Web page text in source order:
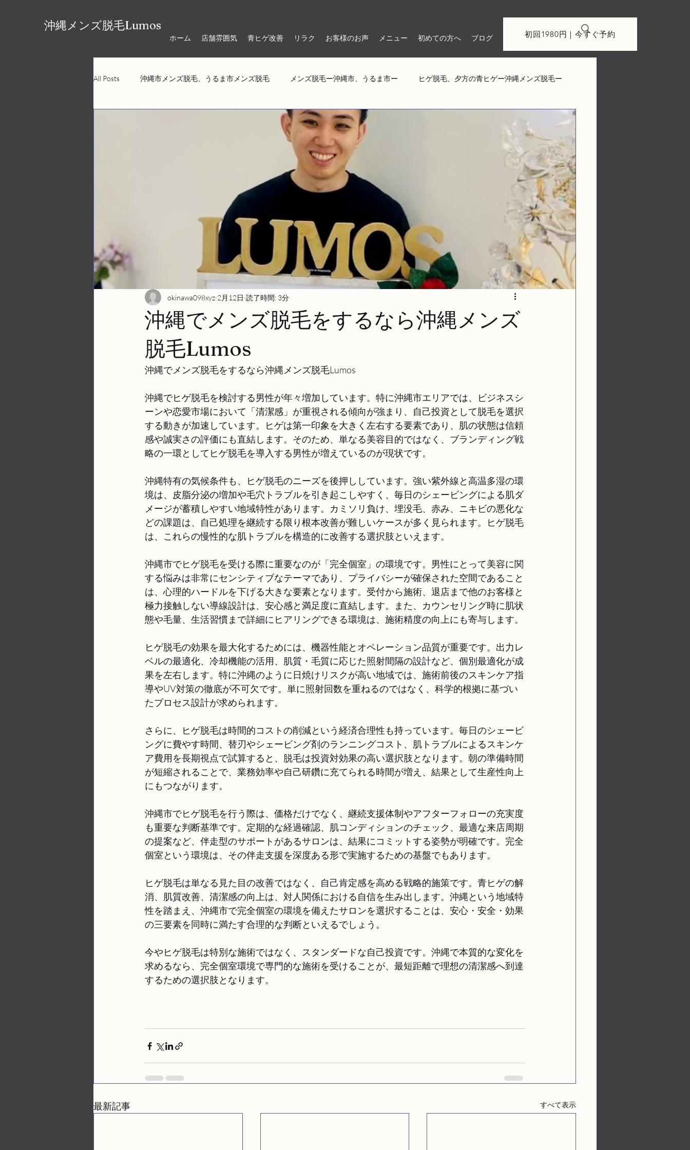
沖縄メンズ脱毛Lumos
ホーム 店舗雰囲気 青ヒゲ改善 リラク お客様のお声 メニュー 初めての方へ ブログ 初回1980円｜今すぐ予約
All Posts 沖縄市メンズ脱毛、うるま市メンズ脱毛 メンズ脱毛ー沖縄市、うるま市ー ヒゲ脱毛、夕方の青ヒゲー沖縄メンズ脱毛ー
ヒゲ脱毛、夕方の青ヒゲ、メンズ脱毛、
沖縄でメンズ脱毛をするなら沖縄メンズ
脱毛Lumos
okinawa098xyz 2月12日 読了時間: 3分
沖縄でメンズ脱毛をするなら沖縄メンズ脱毛Lumos
沖縄でヒゲ脱毛を検討する男性が年々増加しています。特に沖縄市エリアでは、ビジネスシ
ーンや恋愛市場において「清潔感」が重視される傾向が強まり、自己投資として脱毛を選択
する動きが加速しています。ヒゲは第一印象を大きく左右する要素であり、肌の状態は信頼
感や誠実さの評価にも直結します。そのため、単なる美容目的ではなく、ブランディング戦
略の一環としてヒゲ脱毛を導入する男性が増えているのが現状です。
沖縄特有の気候条件も、ヒゲ脱毛のニーズを後押ししています。強い紫外線と高温多湿の環
境は、皮脂分泌の増加や毛穴トラブルを引き起こしやすく、毎日のシェービングによる肌ダ
メージが蓄積しやすい地域特性があります。カミソリ負け、埋没毛、赤み、ニキビの悪化な
どの課題は、自己処理を継続する限り根本改善が難しいケースが多く見られます。ヒゲ脱毛
は、これらの慢性的な肌トラブルを構造的に改善する選択肢といえます。
沖縄市でヒゲ脱毛を受ける際に重要なのが「完全個室」の環境です。男性にとって美容に関
する悩みは非常にセンシティブなテーマであり、プライバシーが確保された空間であること
は、心理的ハードルを下げる大きな要素となります。受付から施術、退店まで他のお客様と
極力接触しない導線設計は、安心感と満足度に直結します。また、カウンセリング時に肌状
態や毛量、生活習慣まで詳細にヒアリングできる環境は、施術精度の向上にも寄与します。
ヒゲ脱毛の効果を最大化するためには、機器性能とオペレーション品質が重要です。出力レ
ベルの最適化、冷却機能の活用、肌質・毛質に応じた照射間隔の設計など、個別最適化が成
果を左右します。特に沖縄のように日焼けリスクが高い地域では、施術前後のスキンケア指
導やUV対策の徹底が不可欠です。単に照射回数を重ねるのではなく、科学的根拠に基づい
たプロセス設計が求められます。
さらに、ヒゲ脱毛は時間的コストの削減という経済合理性も持っています。毎日のシェービ
ングに費やす時間、替刃やシェービング剤のランニングコスト、肌トラブルによるスキンケ
ア費用を長期視点で試算すると、脱毛は投資対効果の高い選択肢となります。朝の準備時間
が短縮されることで、業務効率や自己研鑽に充てられる時間が増え、結果として生産性向上
にもつながります。
沖縄市でヒゲ脱毛を行う際は、価格だけでなく、継続支援体制やアフターフォローの充実度
も重要な判断基準です。定期的な経過確認、肌コンディションのチェック、最適な来店周期
の提案など、伴走型のサポートがあるサロンは、結果にコミットする姿勢が明確です。完全
個室という環境は、その伴走支援を深度ある形で実施するための基盤でもあります。
ヒゲ脱毛は単なる見た目の改善ではなく、自己肯定感を高める戦略的施策です。青ヒゲの解
消、肌質改善、清潔感の向上は、対人関係における自信を生み出します。沖縄という地域特
性を踏まえ、沖縄市で完全個室の環境を備えたサロンを選択することは、安心・安全・効果
の三要素を同時に満たす合理的な判断といえるでしょう。
今やヒゲ脱毛は特別な施術ではなく、スタンダードな自己投資です。沖縄で本質的な変化を
求めるなら、完全個室環境で専門的な施術を受けることが、最短距離で理想の清潔感へ到達
するための選択肢となります。
最新記事 すべて表示